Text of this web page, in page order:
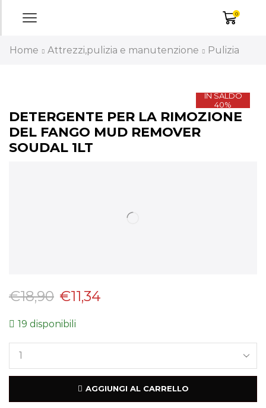
0
Home Attrezzi,pulizia e manutenzione Pulizia
IN SALDO
40%
DETERGENTE PER LA RIMOZIONE
DEL FANGO MUD REMOVER
SOUDAL 1LT
€18,90 €11,34
19 disponibili
AGGIUNGI AL CARRELLO